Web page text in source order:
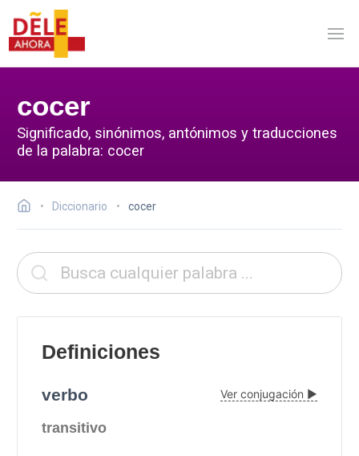
cocer
Significado, sinónimos, antónimos y traducciones
de la palabra: cocer
Diccionario cocer
Definiciones
verbo Ver conjugación ▶
transitivo